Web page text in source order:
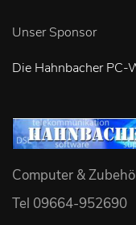
Unser Sponsor
Die Hahnbacher PC-
Computer &
Tel 09664-952690